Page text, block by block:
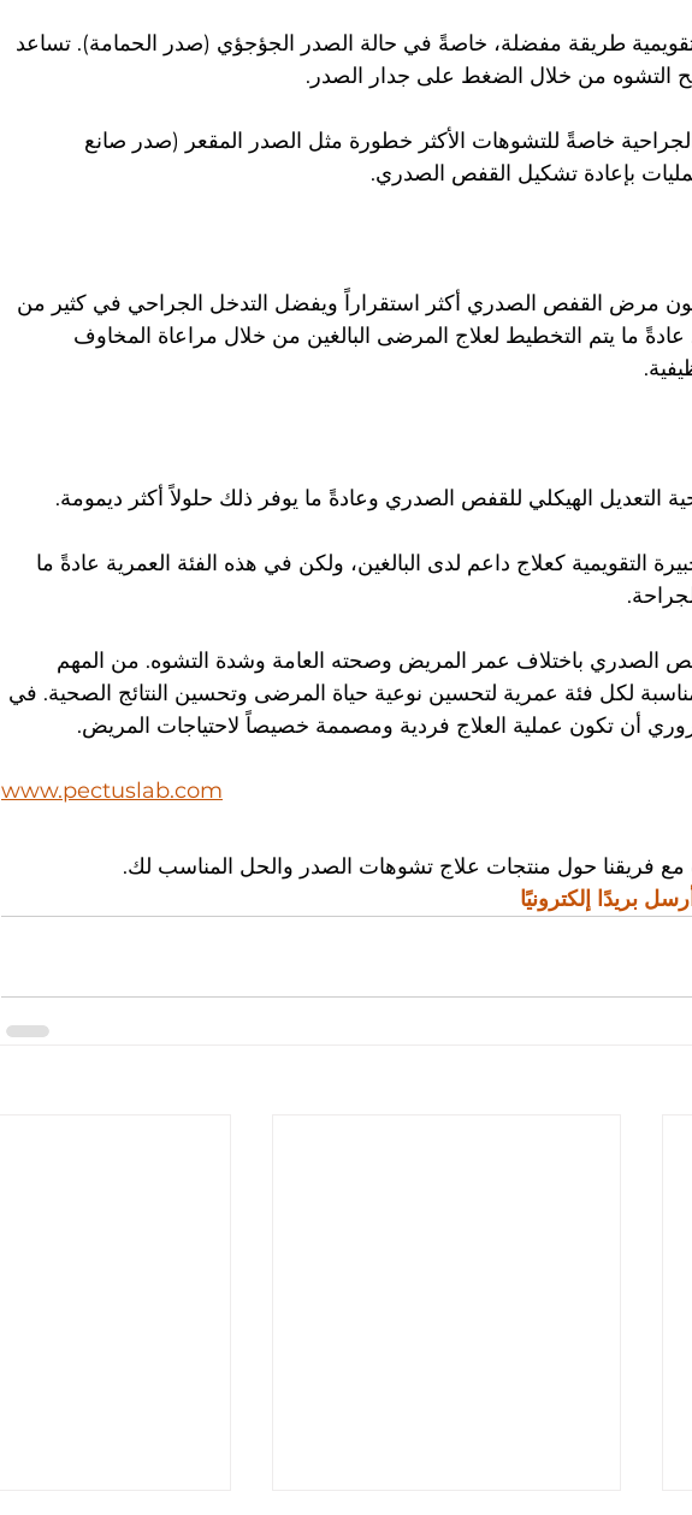
طريقة مفضلة، خاصةً في حالة الصدر الجؤجؤي (صدر الحمامة). تساعد
التشوه من خلال الضغط على جدار الصدر.
خاصةً للتشوهات الأكثر خطورة مثل الصدر المقعر (صدر صانع
بإعادة تشكيل القفص الصدري.
مرض القفص الصدري أكثر استقراراً ويفضل التدخل الجراحي في كثير من
عادةً ما يتم التخطيط لعلاج المرضى البالغين من خلال مراعاة المخاوف
التعديل الهيكلي للقفص الصدري وعادةً ما يوفر ذلك حلولاً أكثر ديمومة.
التقويمية كعلاج داعم لدى البالغين، ولكن في هذه الفئة العمرية عادةً ما
الصدري باختلاف عمر المريض وصحته العامة وشدة التشوه. من المهم
لكل فئة عمرية لتحسين نوعية حياة المرضى وتحسين النتائج الصحية. في
أن تكون عملية العلاج فردية ومصممة خصيصاً لاحتياجات المريض.
www.pectuslab.com
فريقنا حول منتجات علاج تشوهات الصدر والحل المناسب لك.
أرسل بريدًا إلكترونيًا